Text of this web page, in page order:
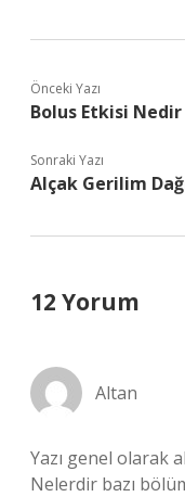
Önceki Yazı
Bolus Etkisi Nedir
Sonraki Yazı
Alçak Gerilim
12 Yorum
Altan
Yazı genel olarak
Nelerdir bazı